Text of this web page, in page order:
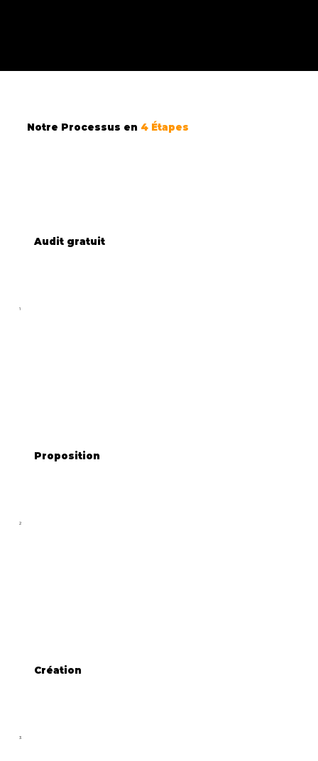
Notre Processus en 4 Étapes
Audit gratuit
1
Proposition
2
Création
3